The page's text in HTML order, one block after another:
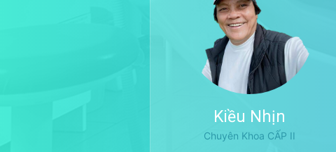
Kiều Nhịn
Chuyên Khoa CẤP II